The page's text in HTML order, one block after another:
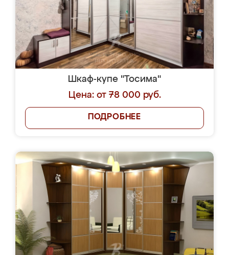
Шкаф-купе "Тосима"
Цена: от 78 000 руб.
ПОДРОБНЕЕ